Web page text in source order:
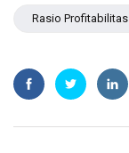
Rasio Profitabilitas